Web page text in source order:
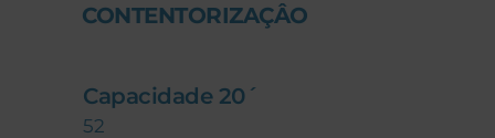
CONTENTORIZAÇÂO
Capacidade 20´
52